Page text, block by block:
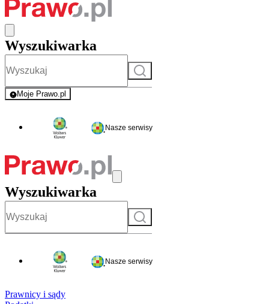
Wyszukiwarka
Szukaj
Moje Prawo.pl
- rejestracja i logowanie do serwisu
Nasze serwisy
Wyszukiwarka
Szukaj
Nasze serwisy
Prawnicy i sądy